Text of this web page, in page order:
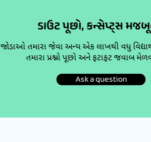
ડાઉટ પૂછો, કન્સેપ્ટ્સ
જોડાઓ તમારા જેવા અન્ય એક લાખથી વધુ
તમારા પ્રશ્નો પૂછો અને ફટાફટ જવાબ
Ask a question